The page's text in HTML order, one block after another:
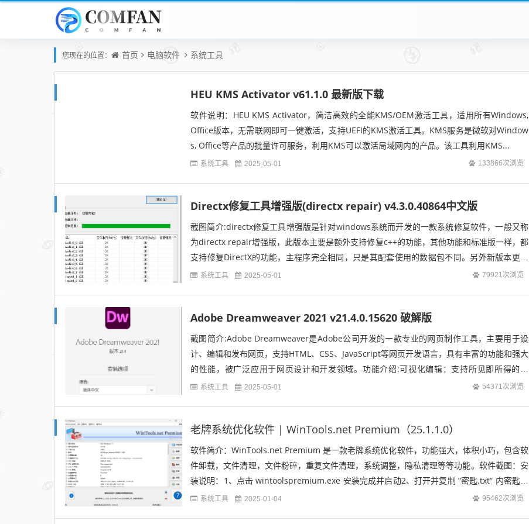
您现在的位置： 首页 电脑软件 系统工具
HEU KMS Activator v61.1.0 最新版下载
软件说明：HEU KMS Activator，简洁高效的全能KMS/OEM激活工具，适用所有Windows,
Office版本，无需联网即可一键激活，支持UEFI的KMS激活工具。KMS服务是微软对Window
s, Office等产品的批量许可服务，利用KMS可以激活局域网内的产品。该工具利用KMS...
系统工具 2025-05-01 133866次浏览
Directx修复工具增强版(directx repair) v4.3.0.40864中文版
截图简介:directx修复工具增强版是针对windows系统而开发的一款系统修复软件，一般又称
为directx repair增强版，此版本主要是额外支持修复c++的功能，其他功能和标准版一样，都
支持修复DirectX的功能，主程序完全相同，只是其配套使用的数据包不同。另外新版本更新
了C++2015...
系统工具 2025-05-01 79921次浏览
Adobe Dreamweaver 2021 v21.4.0.15620 破解版
截图简介:Adobe Dreamweaver是Adobe公司开发的一款专业的网页制作工具，主要用于设
计、编辑和发布网页，支持HTML、CSS、JavaScript等网页开发语言，具有丰富的功能和强大
的性能，被广泛应用于网页设计和开发领域。功能介绍:可视化编辑：支持所见即所得的设
计，可直观地设计网页布...
系统工具 2025-05-01 54371次浏览
老牌系统优化软件 | WinTools.net Premium（25.1.1.0）
软件简介：WinTools.net Premium 是一款老牌系统优化软件，功能强大，体积小巧，包含软
件卸载，文件清理，文件粉碎，重复文件清理，系统调整，隐私清理等等功能。软件截图：安
装说明：1、点击 wintoolspremium.exe 安装完成并启动2、打开并复制 “密匙.txt” 内密匙，
粘...系统工具 2025-01-04 95462次浏览